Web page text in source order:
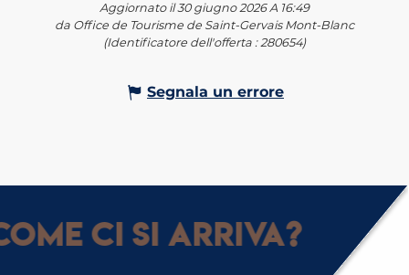
Aggiornato il 30 giugno 2026 A 16:49
da Office de Tourisme de Saint-Gervais Mont-Blanc
(Identificatore dell'offerta :280654)
Segnala un errore
ci si arriva?